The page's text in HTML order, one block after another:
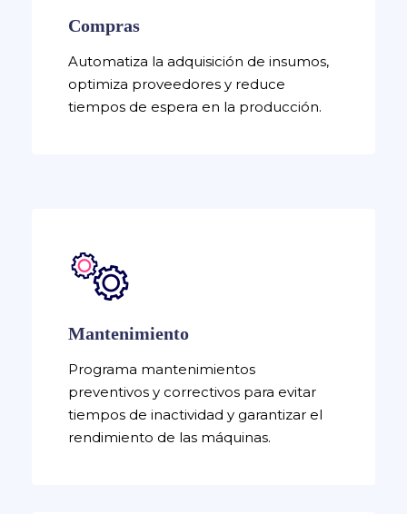
Compras
Automatiza la adquisición de insumos,
optimiza proveedores y reduce
tiempos de espera en la producción.
Mantenimiento
Programa mantenimientos
preventivos y correctivos para evitar
tiempos de inactividad y garantizar el
rendimiento de las máquinas.